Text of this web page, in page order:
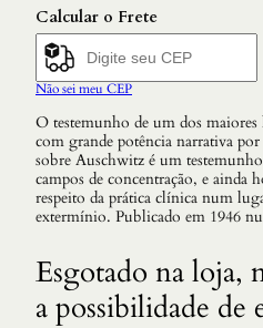
Calcular o Frete
Não sei meu CEP
O testemunho de um dos
com grande potência narrativa
sobre Auschwitz é um
campos de concentração, e ainda
respeito da prática clínica num
extermínio. Publicado em 1946
Esgotado na loja,
a possibilidade de